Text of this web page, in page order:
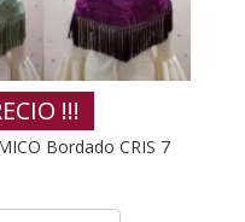
!!!
Bordado CRIS 7